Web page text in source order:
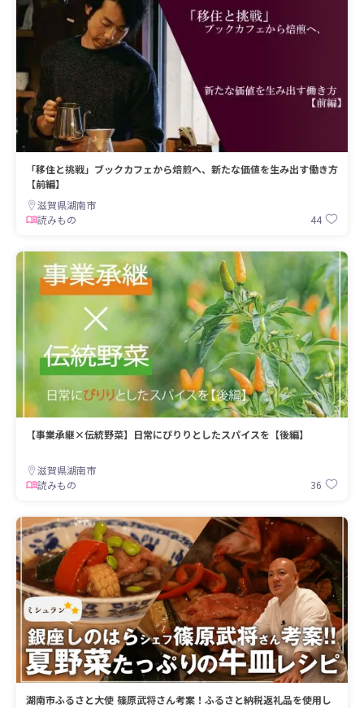
「移住と挑戦」ブックカフェから焙煎へ、新たな価値を生み出す働き方
【前編】
滋賀県湖南市
読みもの
44
【事業承継×伝統野菜】日常にぴりりとしたスパイスを【後編】
滋賀県湖南市
読みもの
36
湖南市ふるさと大使 篠原武将さん考案！ふるさと納税返礼品を使用し